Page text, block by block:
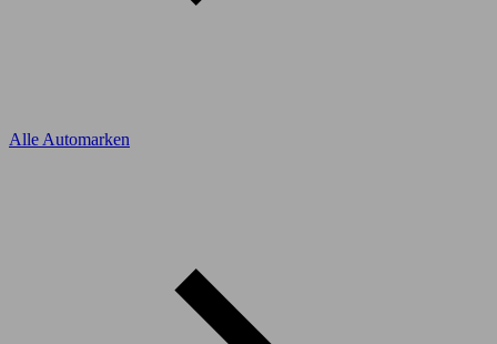
Alle Automarken